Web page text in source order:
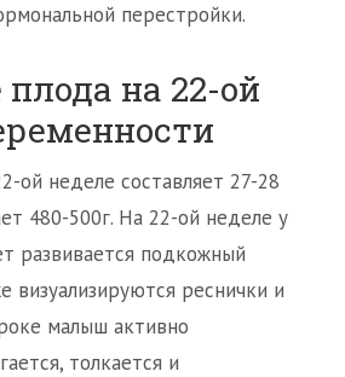
перестройки.
на 22-ой
ой неделе составляет 27-28
480-500г. На 22-ой неделе у
развивается подкожный
визуализируются реснички и
малыш активно
толкается и